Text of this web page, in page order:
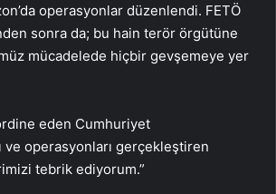
operasyonlar düzenlendi. FETÖ
sonra da; bu hain terör örgütüne
mücadelede hiçbir gevşemeye yer
eden Cumhuriyet
ve operasyonları gerçekleştiren
tebrik ediyorum.”